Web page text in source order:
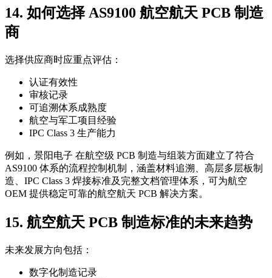
14. 如何选择 AS9100 航空航天 PCB 制造
商
选择供应商时应重点评估：
认证有效性
审核记录
可追溯体系成熟度
航空与军工项目经验
IPC Class 3 生产能力
例如，景阳电子 在航空级 PCB 制造与组装方面建立了符合
AS9100 体系的流程控制机制，涵盖材料追溯、高层多层板制
造、IPC Class 3 焊接标准及完整文档管理体系，可为航空
OEM 提供稳定可靠的航空航天 PCB 解决方案。
15. 航空航天 PCB 制造标准的未来趋势
未来发展方向包括：
数字化制造记录